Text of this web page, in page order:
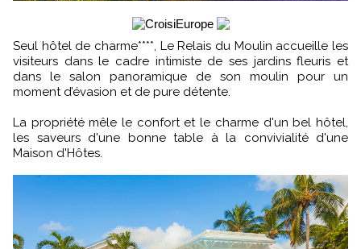
Seul hôtel de charme****, Le Relais du Moulin accueille les
visiteurs dans le cadre intimiste de ses jardins fleuris et
dans le salon panoramique de son moulin pour un
moment d’évasion et de pure détente.
La propriété mêle le confort et le charme d'un bel hôtel,
les saveurs d'une bonne table à la convivialité d'une
Maison d'Hôtes.